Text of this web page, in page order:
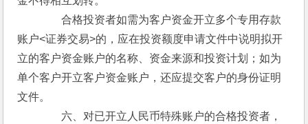
合格投资者如需为客户资金开立多个专用存款
账户<证券交易>的，应在投资额度申请文件中说明拟开
立的客户资金账户的名称、资金来源和投资计划；如为
单个客户开立客户资金账户，还应提交客户的身份证明
文件。
六、对已开立人民币特殊账户的合格投资者，